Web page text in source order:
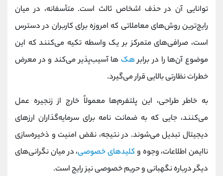
توانایی آن در حذف اشخاص ثالث است. متأسفانه، در میان
رایج‌ترین روش‌های معاملاتی که امروزه برای کاربران در دسترس
است، صرافی‌های متمرکز بر یک واسطه تکیه می‌کنند که این
موضوع آن‌ها را در برابرهک‌ ها آسیب‌پذیر می‌کند و در معرض
خطرات نظارتی بالایی قرار می‌گیرد.
به خاطر طراحی، این پلتفرم‌ها معمولاً خارج از زنجیره عمل
می‌کنند، جایی که به ضمانت نامه برای سرمایه‌گذاران ارزهای
دیجیتال تبدیل می‌شوند. در نتیجه، نقض امنیت و ذخیره‌سازی
ناایمن اطلاعات، وجوه وکلیدهای خصوصی، در میان نگرانی‌های
دیگر درباره نگهبانی و حریم خصوصی نیز رایج است.